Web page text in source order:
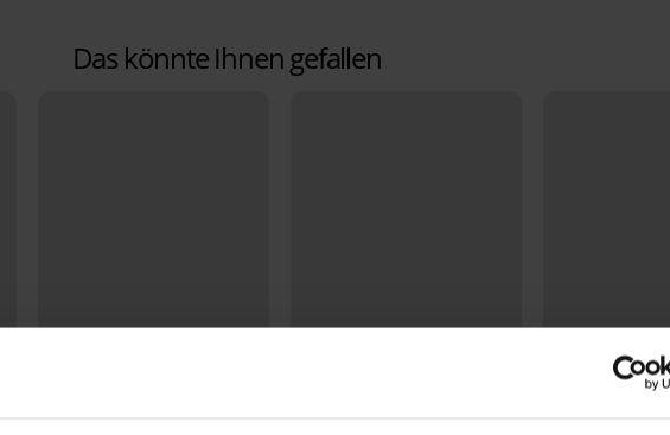
Das könnte Ihnen gefallen
3+1 GRATIS 3+1 GRATIS
Rabatt -50%